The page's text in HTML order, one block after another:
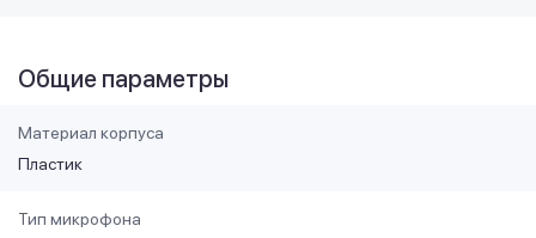
Общие параметры
Материал корпуса
Пластик
Тип микрофона